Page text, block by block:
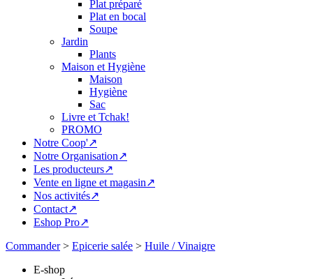
Plat préparé
Plat en bocal
Soupe
Jardin
Plants
Maison et Hygiène
Maison
Hygiène
Sac
Livre et Tchak!
PROMO
Notre Coop'↗
Notre Organisation↗
Les producteurs↗
Vente en ligne et magasin↗
Nos activités↗
Contact↗
Eshop Pro↗
Commander> Epicerie salée > Huile / Vinaigre
E-shop